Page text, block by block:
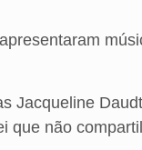
Jacqueline
que não